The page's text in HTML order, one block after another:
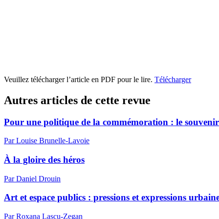
Veuillez télécharger l’article en PDF pour le lire. Télécharger
Autres articles de cette revue
Pour une politique de la commémoration : le
Par Louise Brunelle-Lavoie
À la gloire des héros
Par Daniel Drouin
Art et espace publics : pressions et expressions
Par Roxana Lascu-Zegan